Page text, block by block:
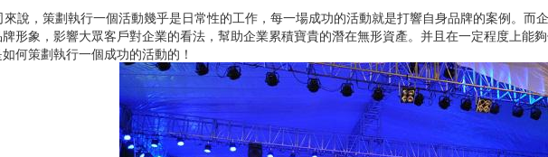
說，策劃執行一個活動幾乎是日常性的工作，每一場成功的活動就是打響自身品牌的案例。而
形象，影響大眾客戶對企業的看法，幫助企業累積寶貴的潛在無形資產。并且在一定程度上能
何策劃執行一個成功的活動的！